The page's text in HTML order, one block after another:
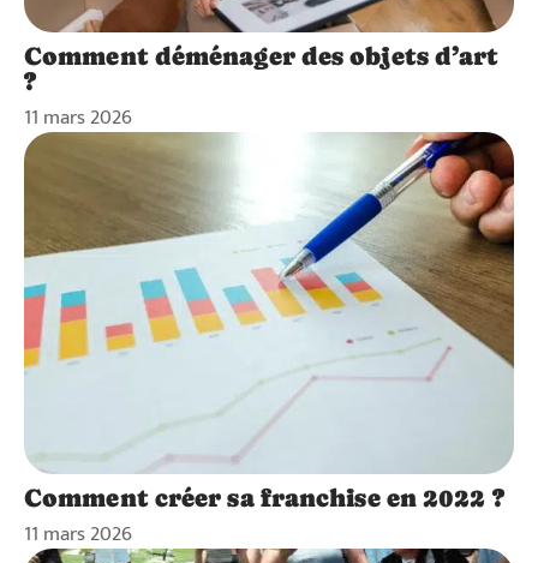
Comment déménager des objets d’art
?
11 mars 2026
Comment créer sa franchise en 2022 ?
11 mars 2026